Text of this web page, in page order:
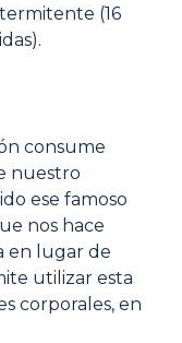
(16
consume
nuestro
ese famoso
nos hace
en lugar de
utilizar esta
corporales, en